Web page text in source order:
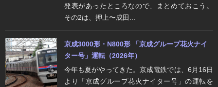
発表があったところなので、まとめておこう。
その2は、押上〜成田...
京成3000形・N800形 「京成グループ花火ナイ
ター号」運転（2026年）
今年も夏がやってきた。京成電鉄では、6月16日
より「京成グループ花火ナイター号」の運転を